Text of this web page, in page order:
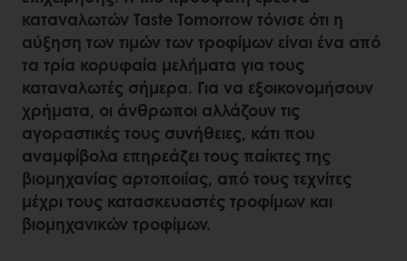
καταναλωτών Taste Tomorrow τόνισε ότι η
αύξηση των τιμών των τροφίμων είναι ένα από
τα τρία κορυφαία μελήματα για τους
καταναλωτές σήμερα. Για να εξοικονομήσουν
χρήματα, οι άνθρωποι αλλάζουν τις
αγοραστικές τους συνήθειες, κάτι που
αναμφίβολα επηρεάζει τους παίκτες της
βιομηχανίας αρτοποιίας, από τους τεχνίτες
μέχρι τους κατασκευαστές τροφίμων και
βιομηχανικών τροφίμων.